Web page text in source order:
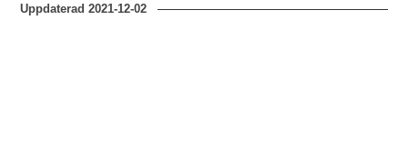
Uppdaterad2021-12-02